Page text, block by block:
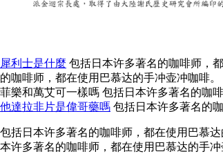
犀利士是什麼 包括日本许多著名的咖啡师，
的咖啡师，都在使用巴慕达的手冲壶冲咖啡。
菲樂和萬艾可一樣嗎 包括日本许多著名的咖
他達拉非片是偉哥藥嗎 包括日本许多著名的
包括日本许多著名的咖啡师，都在使用巴慕达
本许多著名的咖啡师，都在使用巴慕达的手